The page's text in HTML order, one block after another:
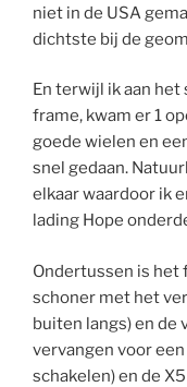
niet in de USA
dichtste bij de
En terwijl ik aan
frame, kwam er 1
goede wielen en
snel gedaan.
elkaar waardoor ik
lading Hope
Ondertussen is het
schoner met het
buiten langs) en de
vervangen voor
schakelen) en de